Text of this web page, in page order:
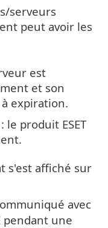
serveurs
peut avoir les
est
et son
expiration.
: le produit ESET
s'est affiché sur
avec
pendant une